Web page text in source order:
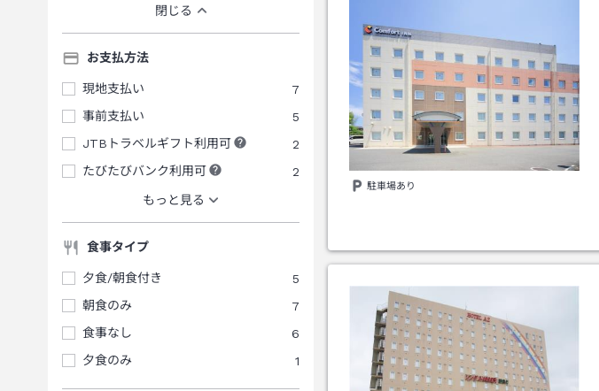
閉じる
お支払方法
現地支払い
7
事前支払い
5
JTBトラベルギフト利用可
2
たびたびバンク利用可
2
もっと見る
食事タイプ
夕食/朝食付き
5
朝食のみ
7
食事なし
6
夕食のみ
1
駐車場あり